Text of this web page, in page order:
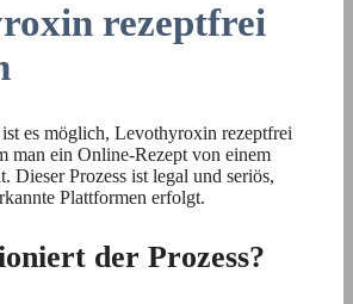
rezeptfrei
es möglich, Levothyroxin rezeptfrei
man ein Online-Rezept von einem
Dieser Prozess ist legal und seriös,
Plattformen erfolgt.
der Prozess?